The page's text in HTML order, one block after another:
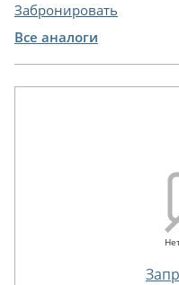
Забронировать
Все аналоги